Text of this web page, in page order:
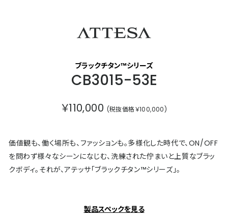
ブラックチタン™シリーズ
CB3015-53E
￥110,000 (税抜価格￥100,000)
価値観も、働く場所も、ファッションも。多様化した時代で、ON/OFF
を問わず様々なシーンになじむ、洗練された佇まいと上質なブラッ
クボディ。それが、アテッサ「ブラックチタン™シリーズ」。
製品スペックを見る